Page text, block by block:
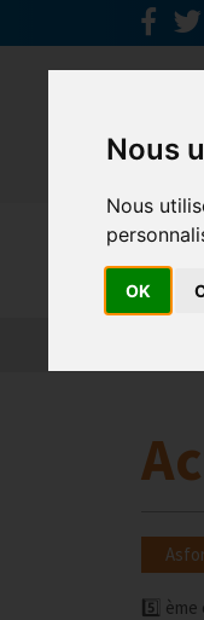
Nous
Nous
OK
5️⃣